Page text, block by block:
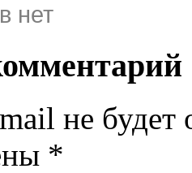
нет
не будет
*